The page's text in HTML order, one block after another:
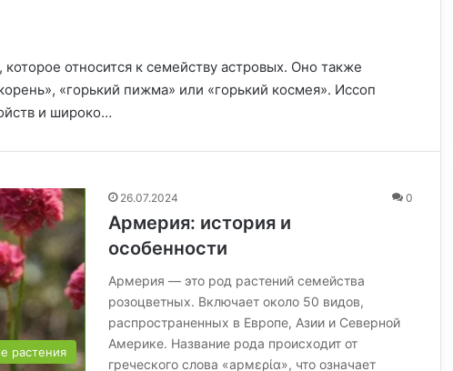
относится к семейству астровых. Оно также
«горький пижма» или «горький космея». Иссоп
и широко…
растения
26.07.2024 0
Армерия: история и
особенности
Армерия — это род растений семейства
розоцветных. Включает около 50 видов,
распространенных в Европе, Азии и Северной
Америке. Название рода происходит от
греческого слова «армερία», что означает